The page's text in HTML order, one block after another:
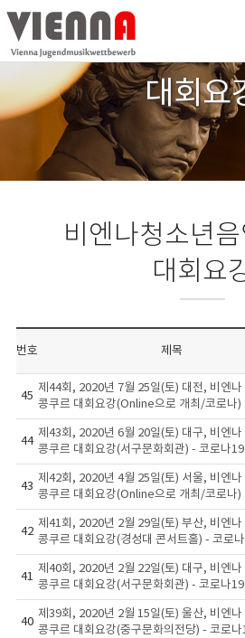
대회요
비엔나청소년
대회요
번호 제목
45
제44회, 2020년 7월 25일(토) 대전, 비엔나
콩쿠르 대회요강(Online으로 개최/코로나)
44
제43회, 2020년 6월 20일(토) 대구, 비엔나
콩쿠르 대회요강(서구문화회관) - 코로나
43
제42회, 2020년 4월 25일(토) 서울, 비엔나
콩쿠르 대회요강(Online으로 개최/코로나)
42
제41회, 2020년 2월 29일(토) 부산, 비엔나
콩쿠르 대회요강(경성대 콘서트홀) - 코로
41
제40회, 2020년 2월 22일(토) 대구, 비엔나
콩쿠르 대회요강(서구문화회관) - 코로나
40
제39회, 2020년 2월 15일(토) 울산, 비엔나
콩쿠르 대회요강(중구문화의전당) - 코로나